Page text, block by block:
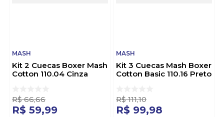
MASH
Kit 2 Cuecas Boxer Mash
Cotton 110.04 Cinza
R$ 66,66
R$ 59,99
MASH
Kit 3 Cuecas Mash Boxer
Cotton Basic 110.16 Preto
R$ 111,10
R$ 99,98